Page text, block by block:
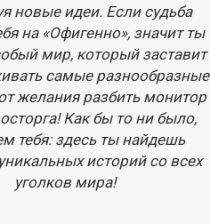
новые идеи. Если судьба
на «Офигенно», значит ты
мир, который заставит
самые разнообразные
желания разбить монитор
Как бы то ни было,
тебя: здесь ты найдешь
историй со всех
уголков мира!